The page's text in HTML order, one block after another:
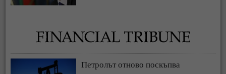
Петролът отново поскъпва